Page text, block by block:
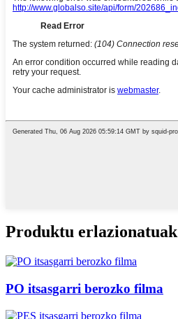
Produktu erlazionatuak
PO itsasgarri berozko filma